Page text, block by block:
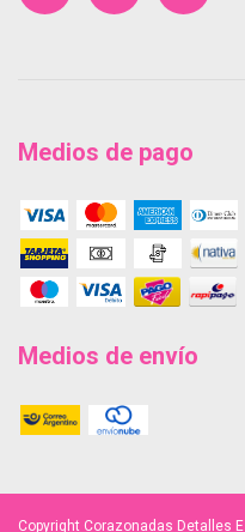
Medios de pago
Medios de envío
Copyright Corazonadas Detalles